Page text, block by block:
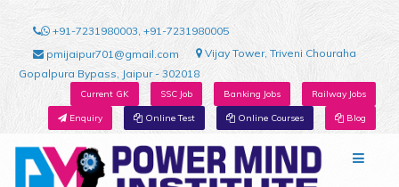
+91-7231980003, +91-7231980005
pmijaipur701@gmail.com
Vijay Tower, Triveni Chouraha
Gopalpura Bypass, Jaipur - 302018
Current GK SSC Job Banking Jobs Railway Jobs
Enquiry Online Test Online Courses Blog